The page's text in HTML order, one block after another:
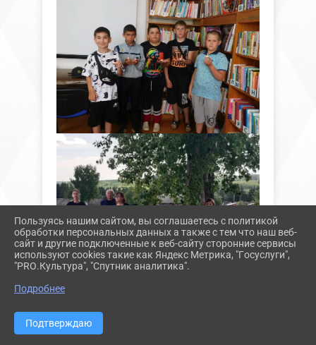
22 июня в России - печальная
дата. Именно в этот день в 1941
году началась Великая
Пользуясь нашим сайтом, вы соглашаетесь с политикой
обработки персональных данных а также с тем что наш веб-
сайт и другие подключенные к веб-сайту сторонние сервисы
используют cookies такие как Яндекс Метрика, "Госуслуги",
"PRO.Культура", "Спутник аналитика".
Подробнее
Подтверждаю